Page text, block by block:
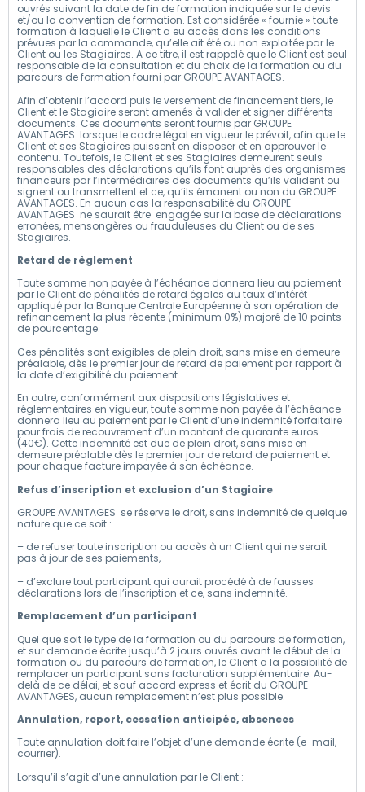
ouvrés suivant la date de fin de formation indiquée sur le devis
et/ou la convention de formation. Est considérée « fournie » toute
formation à laquelle le Client a eu accès dans les conditions
prévues par la commande, qu’elle ait été ou non exploitée par le
Client ou les Stagiaires. A ce titre, il est rappelé que le Client est seul
responsable de la consultation et du choix de la formation ou du
parcours de formation fourni par GROUPE AVANTAGES.
Afin d’obtenir l’accord puis le versement de financement tiers, le
Client et le Stagiaire seront amenés à valider et signer différents
documents. Ces documents seront fournis par GROUPE
AVANTAGES lorsque le cadre légal en vigueur le prévoit, afin que le
Client et ses Stagiaires puissent en disposer et en approuver le
contenu. Toutefois, le Client et ses Stagiaires demeurent seuls
responsables des déclarations qu’ils font auprès des organismes
financeurs par l’intermédiaires des documents qu’ils valident ou
signent ou transmettent et ce, qu’ils émanent ou non du GROUPE
AVANTAGES. En aucun cas la responsabilité du GROUPE
AVANTAGES ne saurait être engagée sur la base de déclarations
erronées, mensongères ou frauduleuses du Client ou de ses
Stagiaires.
Retard de règlement
Toute somme non payée à l’échéance donnera lieu au paiement
par le Client de pénalités de retard égales au taux d’intérêt
appliqué par la Banque Centrale Européenne à son opération de
refinancement la plus récente (minimum 0%) majoré de 10 points
de pourcentage.
Ces pénalités sont exigibles de plein droit, sans mise en demeure
préalable, dès le premier jour de retard de paiement par rapport à
la date d’exigibilité du paiement.
En outre, conformément aux dispositions législatives et
réglementaires en vigueur, toute somme non payée à l’échéance
donnera lieu au paiement par le Client d’une indemnité forfaitaire
pour frais de recouvrement d’un montant de quarante euros
(40€). Cette indemnité est due de plein droit, sans mise en
demeure préalable dès le premier jour de retard de paiement et
pour chaque facture impayée à son échéance.
Refus d’inscription et exclusion d’un Stagiaire
GROUPE AVANTAGES se réserve le droit, sans indemnité de quelque
nature que ce soit :
– de refuser toute inscription ou accès à un Client qui ne serait
pas à jour de ses paiements,
– d’exclure tout participant qui aurait procédé à de fausses
déclarations lors de l’inscription et ce, sans indemnité.
Remplacement d’un participant
Quel que soit le type de la formation ou du parcours de formation,
et sur demande écrite jusqu’à 2 jours ouvrés avant le début de la
formation ou du parcours de formation, le Client a la possibilité de
remplacer un participant sans facturation supplémentaire. Au-
delà de ce délai, et sauf accord express et écrit du GROUPE
AVANTAGES, aucun remplacement n’est plus possible.
Annulation, report, cessation anticipée, absences
Toute annulation doit faire l’objet d’une demande écrite (e-mail,
courrier).
Lorsqu’il s’agit d’une annulation par le Client :